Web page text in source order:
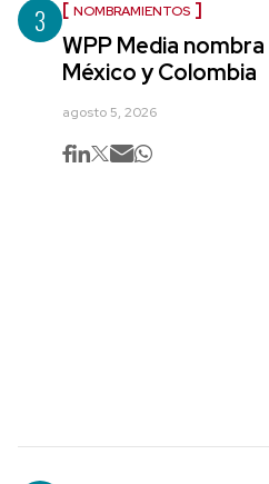
3 NOMBRAMIENTOS
WPP Media
México y Colombia
agosto 5, 2026